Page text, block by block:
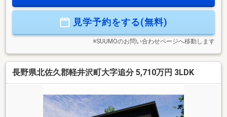
見学予約をする(無料)
※SUUMOのお問い合わせページへ移動します
長野県北佐久郡軽井沢町大字追分 5,710万円 3LDK